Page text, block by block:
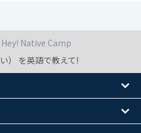
Hey! Native Camp
） を英語で教えて!